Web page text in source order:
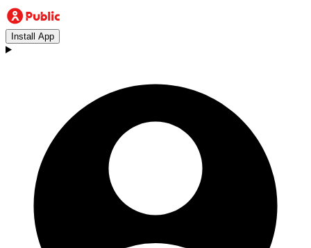
Install App